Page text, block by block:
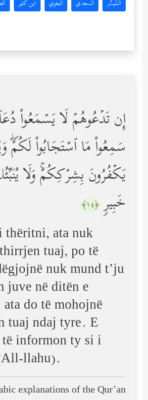
المُيسَّر السعدي البغوي ابن كثير
إِن تَدۡعُوهُمۡ لَا یَسۡمَعُواْ
سَمِعُواْ مَا ٱسۡتَجَابُواْ لَكُمۡۖ
یَكۡفُرُونَ بِشِرۡكِكُمۡۚ وَلَا
خَبِیرࣲ ﴿١٤﴾
thëritni, ata nuk
tuaj, po të
nuk mund t’ju
juve në ditën e
do të mohojnë
tuaj ndaj tyre. E
informon ty si i
llahu).
explanations of the Qur’an: